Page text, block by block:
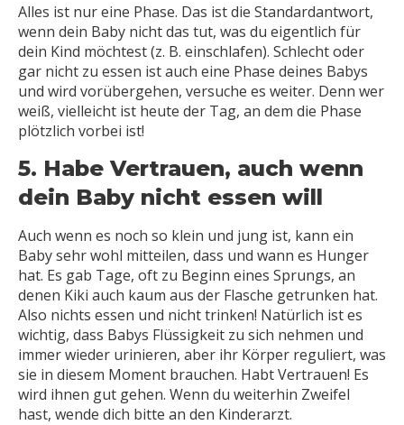
Alles ist nur eine Phase. Das ist die Standardantwort,
wenn dein Baby nicht das tut, was du eigentlich für
dein Kind möchtest (z. B. einschlafen). Schlecht oder
gar nicht zu essen ist auch eine Phase deines Babys
und wird vorübergehen, versuche es weiter. Denn wer
weiß, vielleicht ist heute der Tag, an dem die Phase
plötzlich vorbei ist!
5. Habe Vertrauen, auch wenn
dein Baby nicht essen will
Auch wenn es noch so klein und jung ist, kann ein
Baby sehr wohl mitteilen, dass und wann es Hunger
hat. Es gab Tage, oft zu Beginn eines Sprungs, an
denen Kiki auch kaum aus der Flasche getrunken hat.
Also nichts essen und nicht trinken! Natürlich ist es
wichtig, dass Babys Flüssigkeit zu sich nehmen und
immer wieder urinieren, aber ihr Körper reguliert, was
sie in diesem Moment brauchen. Habt Vertrauen! Es
wird ihnen gut gehen. Wenn du weiterhin Zweifel
hast, wende dich bitte an den Kinderarzt.